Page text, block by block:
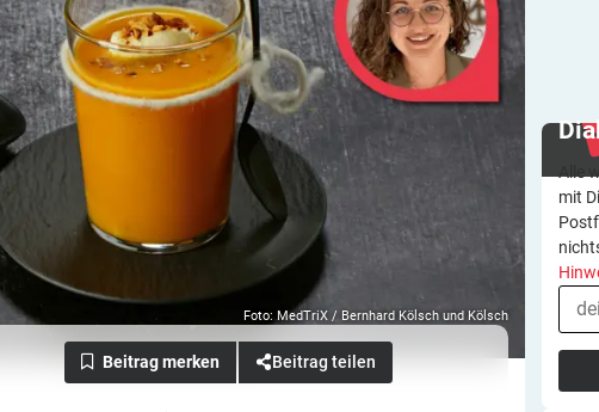
Foto: MedTriX / Bernhard Kölsch und Kölsch
Beitrag teilen
Alle
mit